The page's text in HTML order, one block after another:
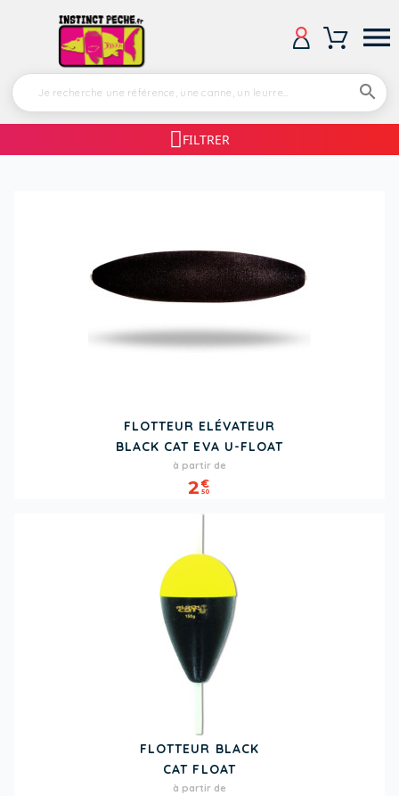


FILTRER
FLOTTEUR ELÉVATEUR
BLACK CAT EVA U-FLOAT
Prix
à partir de
2€
50
FLOTTEUR BLACK
CAT FLOAT
Prix
à partir de